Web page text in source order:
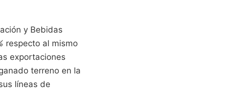
y Bebidas
respecto al mismo
exportaciones
terreno en la
líneas de